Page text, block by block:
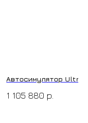
Автосимулятор Ultra
1 105 880 р.